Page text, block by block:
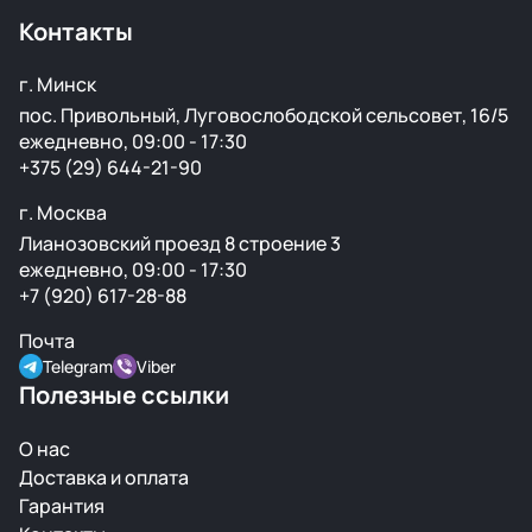
Контакты
г. Минск
пос. Привольный, Луговослободской сельсовет, 16/5
ежедневно, 09:00 - 17:30
+375 (29) 644-21-90
г. Москва
Лианозовский проезд 8 строение 3
ежедневно, 09:00 - 17:30
+7 (920) 617-28-88
Почта
Telegram Viber
Полезные ссылки
О нас
Доставка и оплата
Гарантия